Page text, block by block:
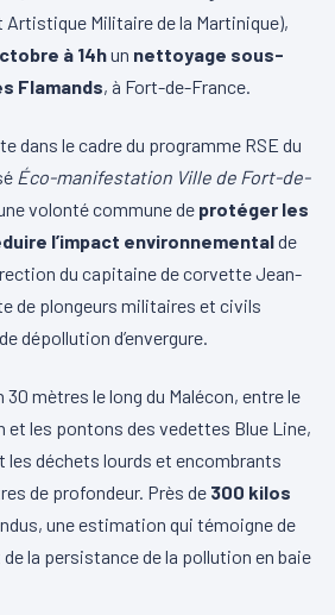
Artistique Militaire de la Martinique),
à 14hun nettoyage sous-
Flamands, à Fort-de-France.
dans le cadre du programme RSE du
Éco-manifestation Ville de Fort-de-
volonté commune de protéger les
l’impact environnementalde
du capitaine de corvette Jean-
de plongeurs militaires et civils
dépollution d’envergure.
30 mètres le long du Malécon, entre le
et les pontons des vedettes Blue Line,
les déchets lourds et encombrants
de profondeur. Près de 300 kilos
une estimation qui témoigne de
de la persistance de la pollution en baie